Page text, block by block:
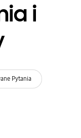
i
Pytania